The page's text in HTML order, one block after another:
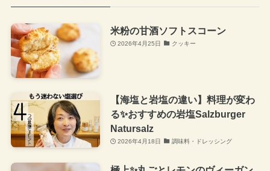
米粉の甘酒ソフトスコーン
2026年4月25日 クッキー
【海塩と岩塩の違い】料理が変わ
る✨おすすめの岩塩Salzburger
Natursalz
2026年4月18日 調味料・ドレッシング